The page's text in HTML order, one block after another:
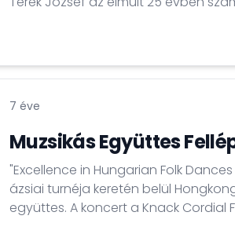
számító, ősi és különleges magyar
hangszer virtuozitását...
7 éve
Muzsikás Együttes
"Excellence in Hungarian Folk Dances with
ázsiai turnéja keretén belül
együttes. A koncert a Knack Cordial